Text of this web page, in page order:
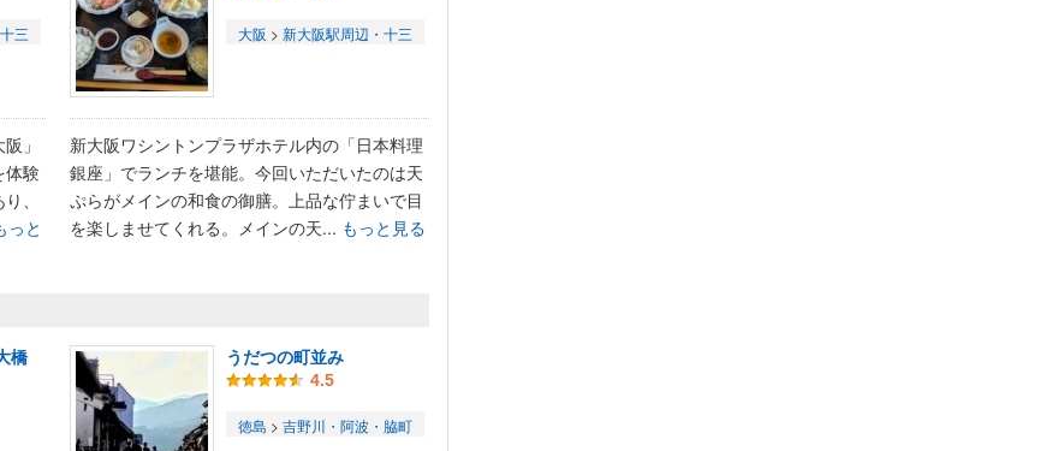
三
」
体験
、
っと
大阪 > 新大阪駅周辺・十三
新大阪ワシントンプラザホテル内の「日本料理
銀座」でランチを堪能。​今回いただいたのは天
ぷらがメインの和食の御膳。上品な佇まいで目
を楽しませてくれる。メインの天... もっと見る
橋
うだつの町並み
4.5
徳島 > 吉野川・阿波・脇町